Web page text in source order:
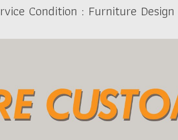
Condition : Furniture Design